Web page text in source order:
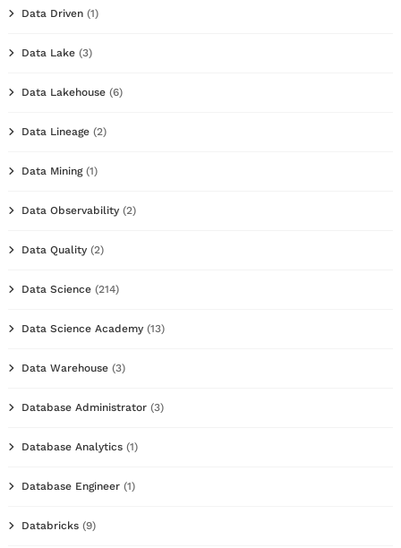
Data Driven (1)
Data Lake (3)
Data Lakehouse (6)
Data Lineage (2)
Data Mining(1)
Data Observability (2)
Data Quality (2)
Data Science (214)
Data Science Academy (13)
Data Warehouse (3)
Database Administrator (3)
Database Analytics (1)
Database Engineer (1)
Databricks (9)